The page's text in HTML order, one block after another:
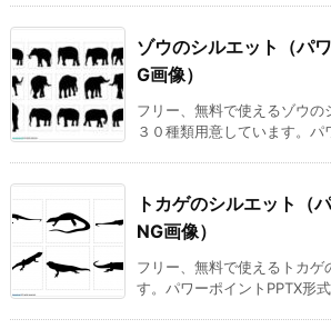
ゾウのシルエット（パ
G画像）
フリー、無料で使えるゾウの
３０種類用意しています。パ
トカゲのシルエット（
NG画像）
フリー、無料で使えるトカゲ
す。パワーポイントPPTX形